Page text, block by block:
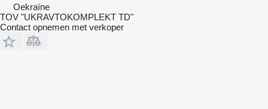
Oekraïne
TOV "UKRAVTOKOMPLEKT TD"
Contact opnemen met verkoper